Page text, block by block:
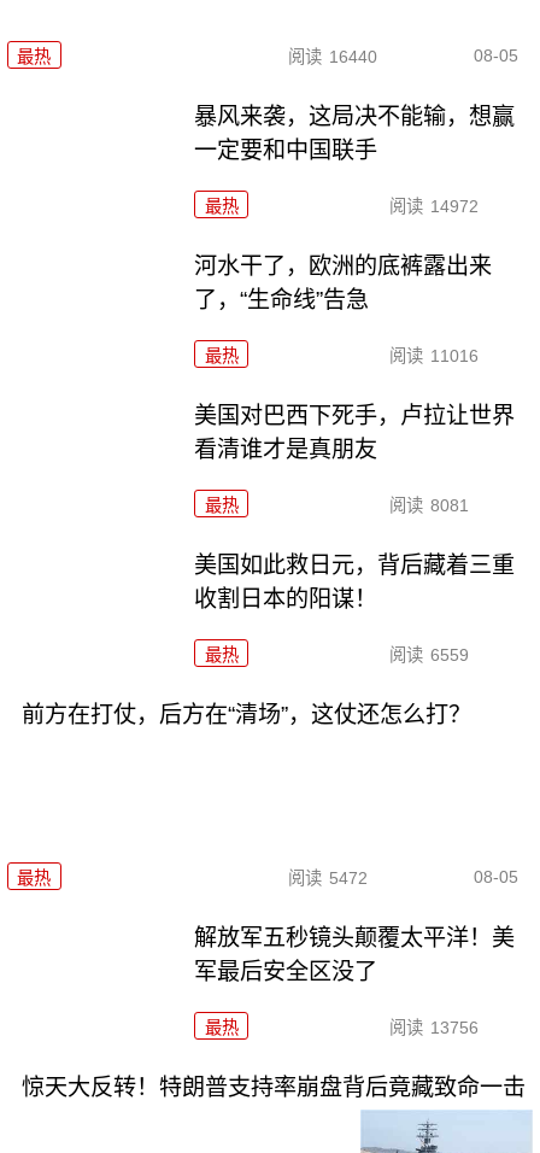
最热 阅读 16440 08-05
暴风来袭，这局决不能输，想赢
一定要和中国联手
最热 阅读 14972
河水干了，欧洲的底裤露出来
了，“生命线”告急
最热 阅读 11016
美国对巴西下死手，卢拉让世界
看清谁才是真朋友
最热 阅读 8081
美国如此救日元，背后藏着三重
收割日本的阳谋！
最热 阅读 6559
前方在打仗，后方在“清场”，这仗还怎么打？
最热 阅读 5472 08-05
解放军五秒镜头颠覆太平洋！美
军最后安全区没了
最热 阅读 13756
惊天大反转！特朗普支持率崩盘背后竟藏致命一击